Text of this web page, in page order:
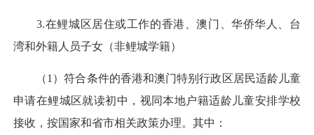
3.在鲤城区居住或工作的香港、澳门、华侨华人、台
湾和外籍人员子女（非鲤城学籍）
（1）符合条件的香港和澳门特别行政区居民适龄儿童
申请在鲤城区就读初中，视同本地户籍适龄儿童安排学校
接收，按国家和省市相关政策办理。其中：